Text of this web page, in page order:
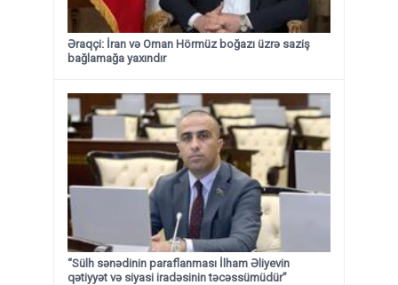
Əraqçi: İran və Oman Hörmüz boğazı üzrə saziş
bağlamağa yaxındır
“Sülh sənədinin paraflanması İlham Əliyevin
qətiyyət və siyasi iradəsinin təcəssümüdür”